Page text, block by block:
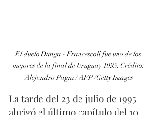
El duelo Dunga - Francescoli fue uno de los
mejores de la final de Uruguay 1995. Crédito:
Alejandro Pagni / AFP /Getty Images
La tarde del 23 de julio de 1995
abrigó el último capítulo del 10